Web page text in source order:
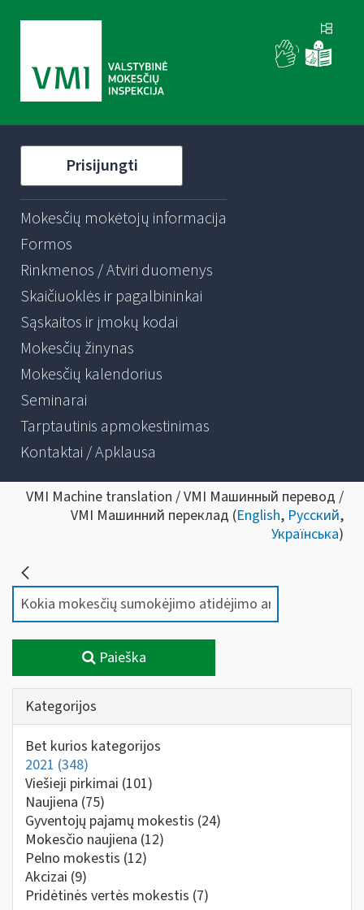
Prisijungti
Mokesčių mokėtojų informacija
Formos
Rinkmenos / Atviri duomenys
Skaičiuoklės ir pagalbininkai
Sąskaitos ir įmokų kodai
Mokesčių žinynas
Mokesčių kalendorius
Seminarai
Tarptautinis apmokestinimas
Kontaktai / Apklausa
VMI Machine translation / VMI Машинный перевод /
VMI Машинний переклад (English, Русский,
Українська)
Paieška
Kategorijos
Bet kurios kategorijos
2021 (348)
Viešieji pirkimai (101)
Naujiena (75)
Gyventojų pajamų mokestis (24)
Mokesčio naujiena (12)
Pelno mokestis (12)
Akcizai (9)
Pridėtinės vertės mokestis (7)